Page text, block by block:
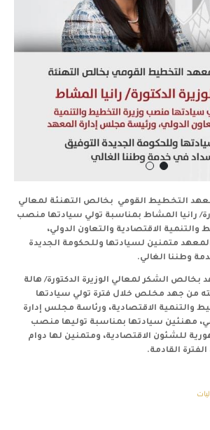
التخطيط القومي بخالص التهنئة لمعالي
رانيا المشاط بمناسبة تولي سيادتها منصب
والتنمية الاقتصادية والتعاون الدولي،
متمنين لسيادتها وللحكومة الجديدة
وطننا الغالي.
بخالص الشكر لمعالي الوزيرة الدكتورة/ هالة
من جهد مخلص خلال فترة تولي سيادتها
والتنمية الاقتصادية، ورئاسة مجلس إدارة
مهنئين سيادتها بمناسبة توليها منصب
للشئون الاقتصادية، ومتمنين لها دوام
القادمة.